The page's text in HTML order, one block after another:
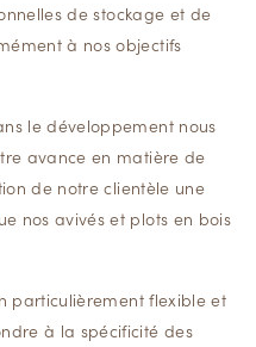
de stockage et de
à nos objectifs
le développement nous
avance en matière de
de notre clientèle une
nos avivés et plots en bois
particulièrement flexible et
à la spécificité des